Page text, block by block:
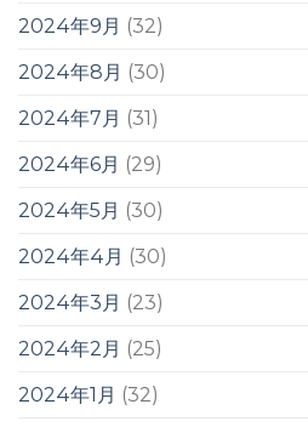
2024年9月 (32)
2024年8月 (30)
2024年7月 (31)
2024年6月 (29)
2024年5月 (30)
2024年4月 (30)
2024年3月 (23)
2024年2月 (25)
2024年1月 (32)